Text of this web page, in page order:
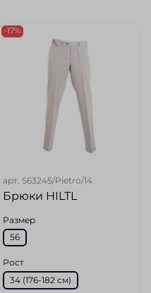
-17%
арт. S63245/Pietro/14
Брюки HILTL
Размер
56
Рост
34 (176-182 см)